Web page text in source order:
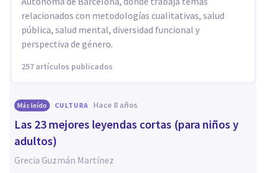
relacionados con metodologías cualitativas, salud
pública, salud mental, diversidad funcional y
perspectiva de género.
257 artículos publicados
Más leído CULTURA hace 8 años
Las 23 mejores leyendas cortas (para niños y
adultos)
Grecia Guzmán Martínez